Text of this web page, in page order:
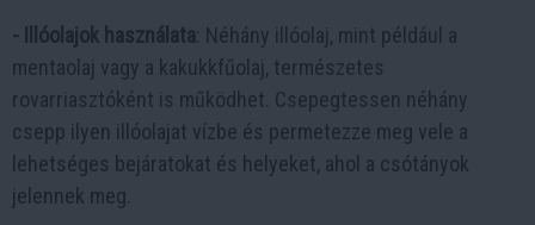
- Illóolajok használata : Néhány illóolaj, mint például a
mentaolaj vagy a kakukkfűolaj, természetes
rovarriasztóként is működhet. Csepegtessen néhány
csepp ilyen illóolajat vízbe és permetezze meg vele a
lehetséges bejáratokat és helyeket, ahol a csótányok
jelennek meg.